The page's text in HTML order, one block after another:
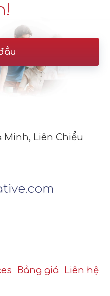
Minh, Liên Chiểu
Bảng giá Liên hệ